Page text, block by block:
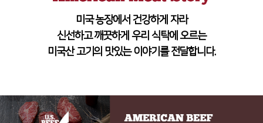
미국 농장에서 건강하게 자라
신선하고 깨끗하게 우리 식탁에 오르는
미국산 고기의 맛있는 이야기를 전달합니다.